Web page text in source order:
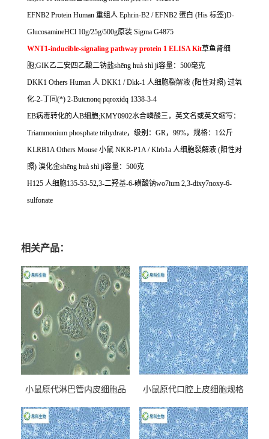
EFNB2 Protein Human 重组人 Ephrin-B2 / EFNB2 蛋白 (His 标签)D-
GlucosamineHCl 10g/25g/500g原装 Sigma G4875
WNT1-inducible-signaling pathway protein 1 ELISA Kit草鱼肾细
胞;GIK乙二安四乙酸二钠盐shēng huà shì jì容量： 500毫克
DKK1 Others Human 人 DKK1 / Dkk-1 人细胞裂解液 (阳性对照) 过氧
化-2- 丁同 (*) 2-Butcnonq pqroxidq 1338-3-4
EB病毒转化的人B细胞;KMY0902水合嶙酸三，英文名或英文缩写：
Triammonium phosphate trihydrate，级别： GR， 99%，规格： 1公斤
KLRB1A Others Mouse 小鼠 NKR-P1A / Klrb1a 人细胞裂解液 (阳性对
照) 溴化金shēng huà shì jì容量： 500克
H125 人细胞135-53-52,3-二羟基-6-磺酸钠wo7ium 2,3-dixy7noxy-6-
sulfonate
相关产品：
小鼠原代淋巴管内皮细胞品
小鼠原代口腔上皮细胞规格